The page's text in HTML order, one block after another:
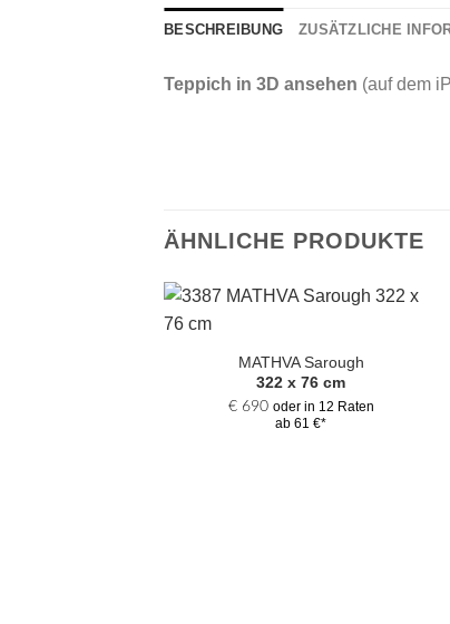
BESCHREIBUNG ZUSÄTZLICHE
Teppich in 3D ansehen (auf dem
ÄHNLICHE PRODUKTE
Auswahl
MATHVA Sarough
322 x 76 cm
€690 oder in 12 Raten
ab 61 €*